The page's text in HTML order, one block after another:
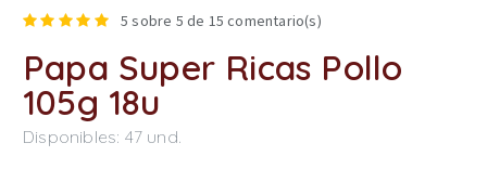
5 sobre 5 de 15 comentario(s)
Papa Super Ricas Pollo
105g 18u
Disponibles: 47 und.